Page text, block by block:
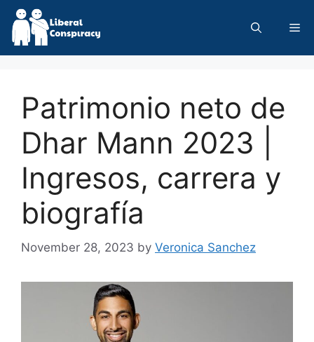
Skip
content
Patrimonio neto de
Dhar Mann 2023 |
Ingresos, carrera y
biografía
November 28, 2023 by Veronica Sanchez